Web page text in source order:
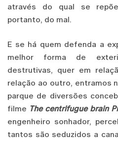
através do qual se
portanto, do mal.
E se há quem defenda a
melhor forma de
destrutivas, quer em
relação ao outro, entramos
parque de diversões
filme The centrifugue brain
engenheiro sonhador,
tantos são seduzidos a